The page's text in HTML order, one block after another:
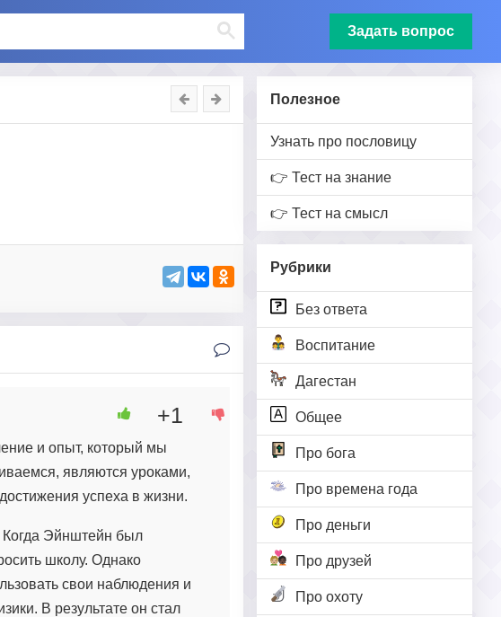
Задать вопрос
Полезное
Узнать про пословицу
👉 Тест на знание
👉 Тест на смысл
Рубрики
Без ответа
Воспитание
Дагестан
Общее
Про бога
Про времена года
Про деньги
Про друзей
Про охоту
и опыт, который мы
являются уроками,
успеха в жизни.
Когда Эйнштейн был
школу. Однако
свои наблюдения и
В результате он стал
+1